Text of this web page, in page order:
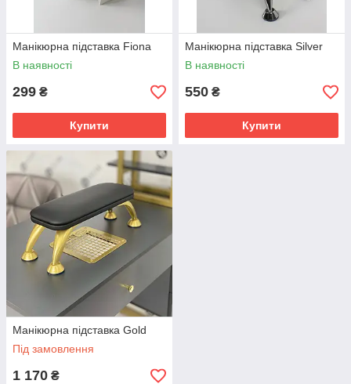
Манікюрна підставка Fiona
В наявності
299 ₴
Купити
Манікюрна підставка Silver
В наявності
550 ₴
Купити
Манікюрна підставка Gold
Під замовлення
1 170 ₴